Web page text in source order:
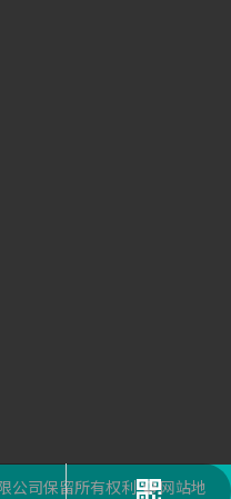
公司保留所有权利 网站地